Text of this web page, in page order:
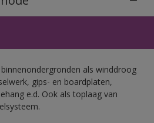
als winddroog
gips- en boardplaten,
e.d. Ook als toplaag van